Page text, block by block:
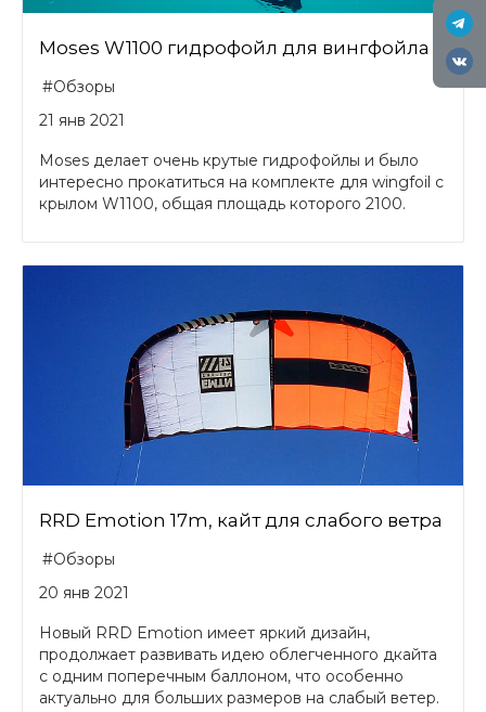
Moses W1100 гидрофойл для вингфойла
#Обзоры
21 янв 2021
Moses делает очень крутые гидрофойлы и было
интересно прокатиться на комплекте для wingfoil с
крылом W1100, общая площадь которого 2100.
RRD Emotion 17m, кайт для слабого ветра
#Обзоры
20 янв 2021
Новый RRD Emotion имеет яркий дизайн,
продолжает развивать идею облегченного дкайта
с одним поперечным баллоном, что особенно
актуально для больших размеров на слабый ветер.